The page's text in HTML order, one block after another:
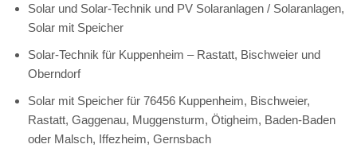
Solar und Solar-Technik und PV Solaranlagen / Solaranlagen,
Solar mit Speicher
Solar-Technik für Kuppenheim – Rastatt, Bischweier und
Oberndorf
Solar mit Speicher für 76456 Kuppenheim, Bischweier,
Rastatt, Gaggenau, Muggensturm, Ötigheim, Baden-Baden
oder Malsch, Iffezheim, Gernsbach